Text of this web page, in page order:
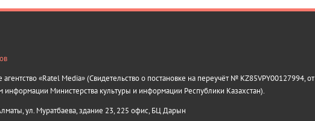
«Ratel Media» (Свидетельство о постановке на переучёт № KZ85VPY00127994, от
информации Министерства культуры и информации Республики Казахстан).
ул. Муратбаева, здание 23, 225 офис, БЦ Дарын